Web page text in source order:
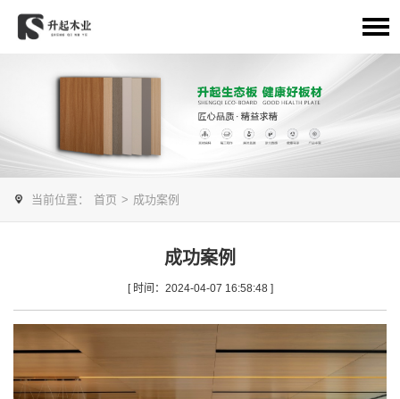
当前位置： 首页 > 成功案例
成功案例
[ 时间：2024-04-07 16:58:48 ]